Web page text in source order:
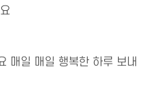
매일 매일 행복한 하루 보내